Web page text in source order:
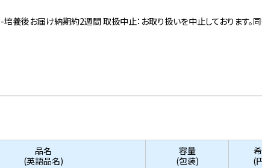
後お届け納期約2週間 取扱中止：お取り扱いを中止しております。同
品名
(英語品名)
容量
(包装)
(